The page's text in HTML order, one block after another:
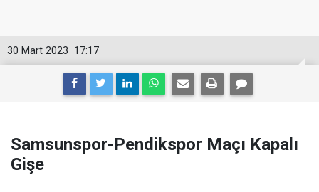
17:17
30 Mart 2023
Samsunspor-Pendikspor Maçı Kapalı
Gişe